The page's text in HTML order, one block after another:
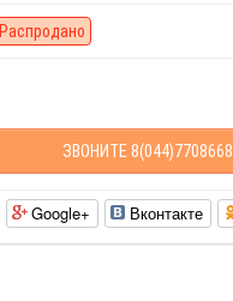
Распродано
ЗВОНИТЕ 8(044)7708668
Google+ Вконтакте